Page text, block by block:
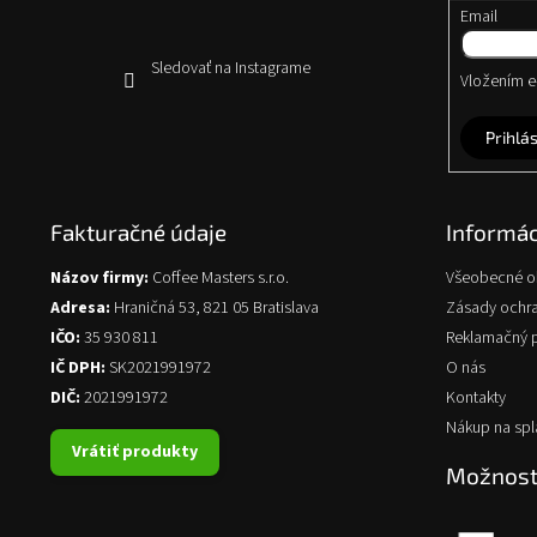
Sledovať na Instagrame
Email
Vložením
Fakturačné údaje
Názov firmy: Coffee Masters s.r.o.
Adresa: Hraničná 53, 821 05 Bratislava
IČO: 35 930 811
IČ DPH: SK2021991972
DIČ: 2021991972
Vrátiť produkty
Všeobecné
Zásady
Reklamačný
O nás
Kontakty
Nákup na